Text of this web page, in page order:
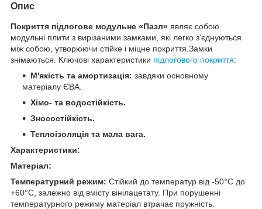
Опис
Покриття підлогове модульне «Пазл» являє собою
модульні плити з вирізаними замками, які легко з'єднуються
між собою, утворюючи стійке і міцне покриття.Замки
знімаються. Ключові характеристики підлогового покриття:
М'якість та амортизація: завдяки основному
матеріалу ЄВА.
Хімо- та водостійкість.
Зносостійкість.
Теплоізоляція та мала вага.
Характеристики:
Матеріал:
Температурний режим: Стійкий до температур від -50°C до
+60°C, залежно від вмісту вінілацетату. При порушенні
температурного режиму матеріал втрачає пружність.